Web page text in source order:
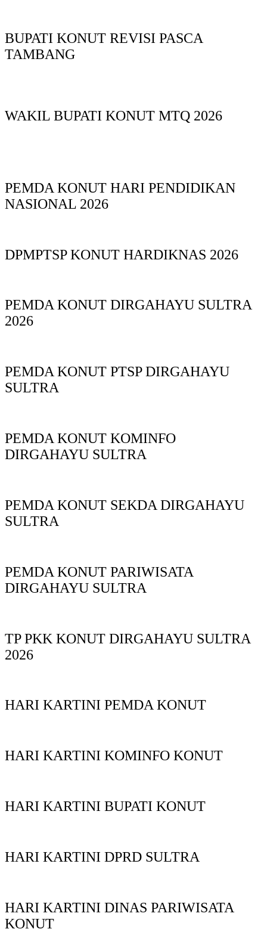
BUPATI KONUT REVISI PASCA
TAMBANG
WAKIL BUPATI KONUT MTQ 2026
PEMDA KONUT HARI PENDIDIKAN
NASIONAL 2026
DPMPTSP KONUT HARDIKNAS 2026
PEMDA KONUT DIRGAHAYU SULTRA
2026
PEMDA KONUT PTSP DIRGAHAYU
SULTRA
PEMDA KONUT KOMINFO
DIRGAHAYU SULTRA
PEMDA KONUT SEKDA DIRGAHAYU
SULTRA
PEMDA KONUT PARIWISATA
DIRGAHAYU SULTRA
TP PKK KONUT DIRGAHAYU SULTRA
2026
HARI KARTINI PEMDA KONUT
HARI KARTINI KOMINFO KONUT
HARI KARTINI BUPATI KONUT
HARI KARTINI DPRD SULTRA
HARI KARTINI DINAS PARIWISATA
KONUT